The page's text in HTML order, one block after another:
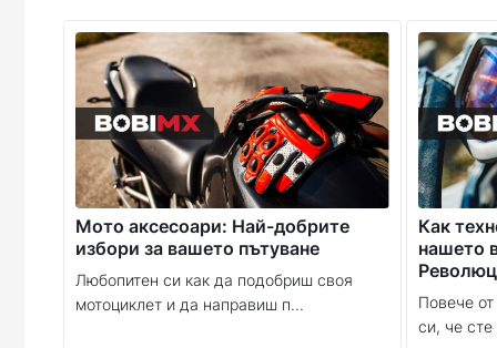
Мото аксесоари: Най-добрите
избори за вашето пътуване
Любопитен си как да подобриш своя
мотоциклет и да направиш п...
Как
нашето
Повече
си, че сте